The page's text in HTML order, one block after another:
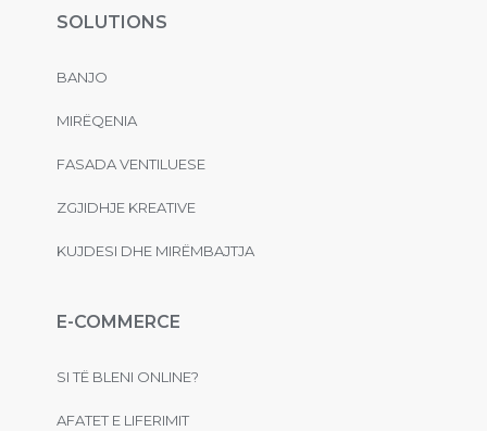
SOLUTIONS
BANJO
MIRËQENIA
FASADA VENTILUESE
ZGJIDHJE KREATIVE
KUJDESI DHE MIRËMBAJTJA
E-COMMERCE
SI TË BLENI ONLINE?
AFATET E LIFERIMIT